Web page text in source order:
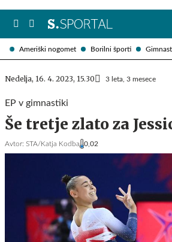
Ameriški nogomet Borilni športi
Nedelja, 16. 4. 2023, 15.30 3 leta, 3 mesece
EP v gimnastiki
Še tretje zlato za
Avtor: STA/Katja Kodba 0,02